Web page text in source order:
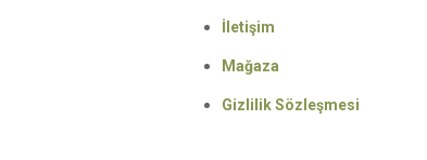
İletişim
Mağaza
Gizlilik Sözleşmesi